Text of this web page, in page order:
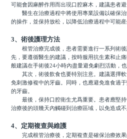
可能會因麻醉作用而出現口腔麻木，建議患者
醫生在治療過程中將使用專業設備以確保治
的操作，並保持放松，以降低治療過程中可能産
3、術後護理方法
根管治療完成後，患者需要進行一系列術後
先，要遵循醫生的建議，按時服用抗生素和止
般建議在手術後24小時內盡量避免劇烈活動，也
其次，術後飲食也要特別注意。建議選擇軟
免刺激修複中的牙齒。同時，也應避免進食過
的牙齒。
最後，保持口腔衛生尤爲重要。患者應堅持
治療後的頭幾天內觸碰到治療區域，以免造成不
4、定期複查與維護
完成根管治療後，定期複查是確保治療效果